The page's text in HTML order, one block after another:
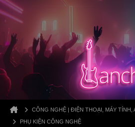
CÔNG NGHỆ | ĐIỆN THOẠI, MÁY TÍNH,
PHỤ KIỆN CÔNG NGHỆ